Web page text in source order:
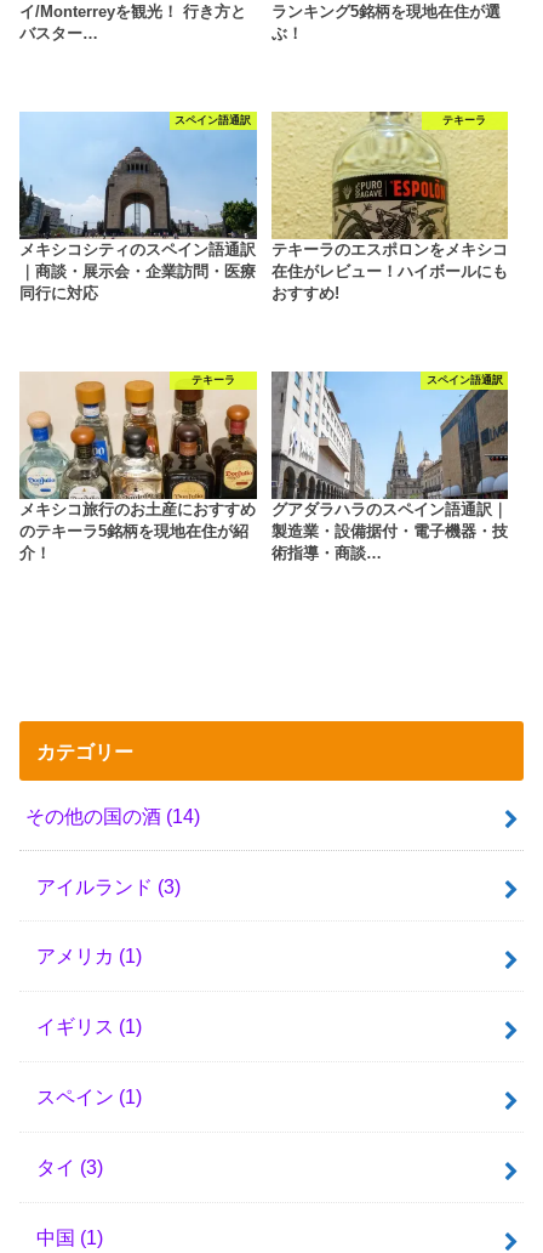
イ/Monterreyを観光！ 行き方と
バスター…
ランキング5銘柄を現地在住が選
ぶ！
スペイン語通訳
メキシコシティのスペイン語通訳
｜商談・展示会・企業訪問・医療
同行に対応
テキーラ
テキーラのエスポロンをメキシコ
在住がレビュー！ハイボールにも
おすすめ!
テキーラ
メキシコ旅行のお土産におすすめ
のテキーラ5銘柄を現地在住が紹
介！
スペイン語通訳
グアダラハラのスペイン語通訳｜
製造業・設備据付・電子機器・技
術指導・商談…
カテゴリー
その他の国の酒 (14)
アイルランド (3)
アメリカ (1)
イギリス (1)
スペイン (1)
タイ (3)
中国 (1)